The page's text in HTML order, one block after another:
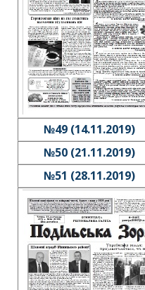
№49 (14.11.2019)
№50 (21.11.2019)
№51 (28.11.2019)